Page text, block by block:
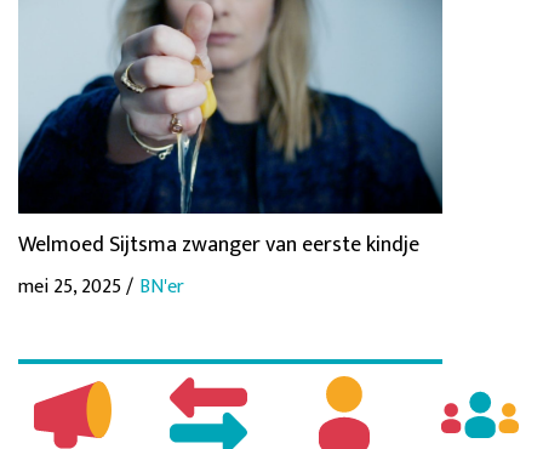
Welmoed Sijtsma zwanger van eerste kindje
mei 25, 2025 / BN'er